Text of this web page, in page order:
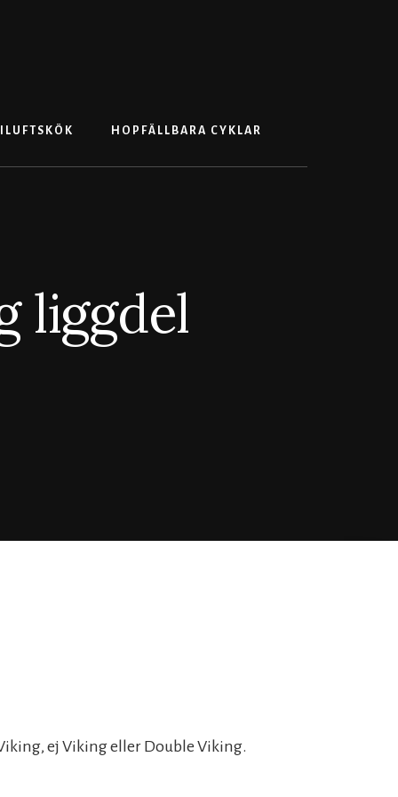
HOPFÄLLBARA CYKLAR
liggdel
ej Viking eller Double Viking.